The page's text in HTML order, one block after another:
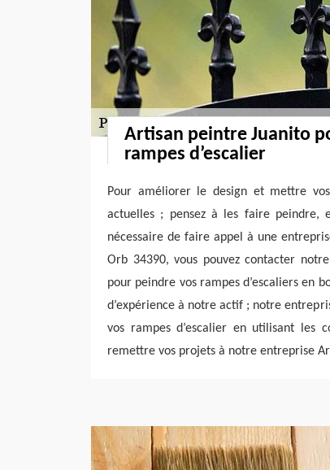
Artisan peintre Juanito
rampes d’escalier
Pour améliorer le design et mettre
actuelles ; pensez à les faire
nécessaire de faire appel à une
Orb 34390, vous pouvez contacter
pour peindre vos rampes d’escaliers en
d’expérience à notre actif ; notre
vos rampes d’escalier en utilisant les
remettre vos projets à notre entreprise